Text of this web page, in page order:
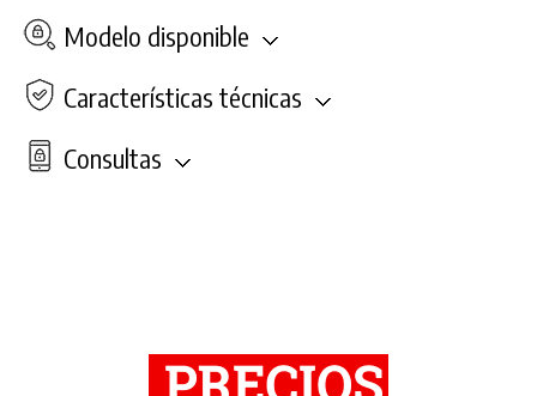
Modelo disponible
Características técnicas
Consultas